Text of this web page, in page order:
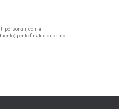
personali, con la
per le finalità di primo